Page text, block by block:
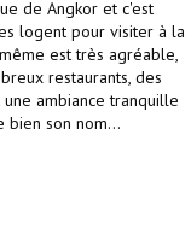
de Angkor et c'est
logent pour visiter à la
est très agréable,
restaurants, des
ambiance tranquille
bien son nom…